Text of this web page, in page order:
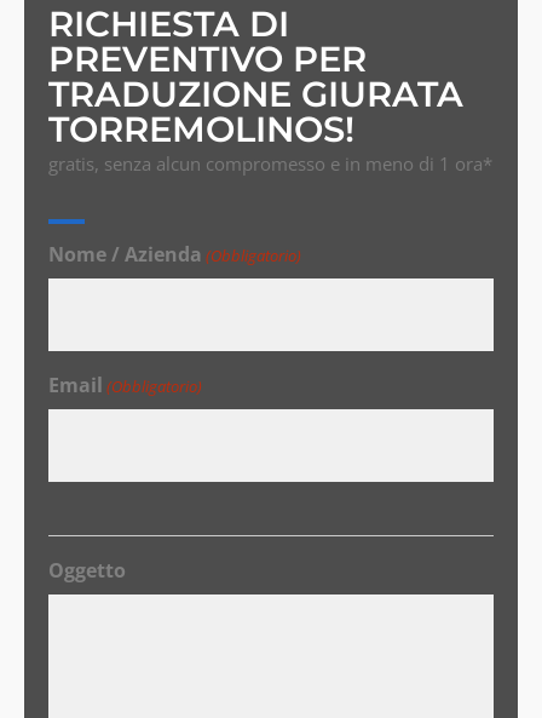
RICHIESTA DI
PREVENTIVO PER
TRADUZIONE GIURATA
TORREMOLINOS!
gratis, senza alcun compromesso e in meno di 1 ora*
Nome / Azienda (Obbligatorio)
Email (Obbligatorio)
Oggetto